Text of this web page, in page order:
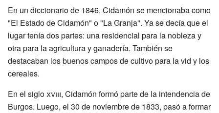
En un diccionario de 1846, Cidamón se mencionaba como
"El Estado de Cidamón" o "La Granja". Ya se decía que el
lugar tenía dos partes: una residencial para la nobleza y
otra para la agricultura y ganadería. También se
destacaban los buenos campos de cultivo para la vid y los
cereales.
En el sigloxviii, Cidamón formó parte de la intendencia de
Burgos. Luego, el 30 de noviembre de 1833, pasó a formar